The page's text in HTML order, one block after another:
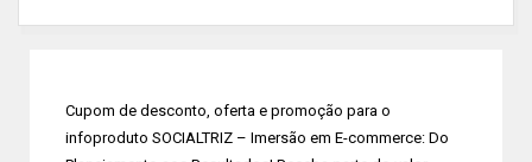
Cupom de desconto, oferta e promoção para o
infoproduto SOCIALTRIZ – Imersão em E-commerce: Do